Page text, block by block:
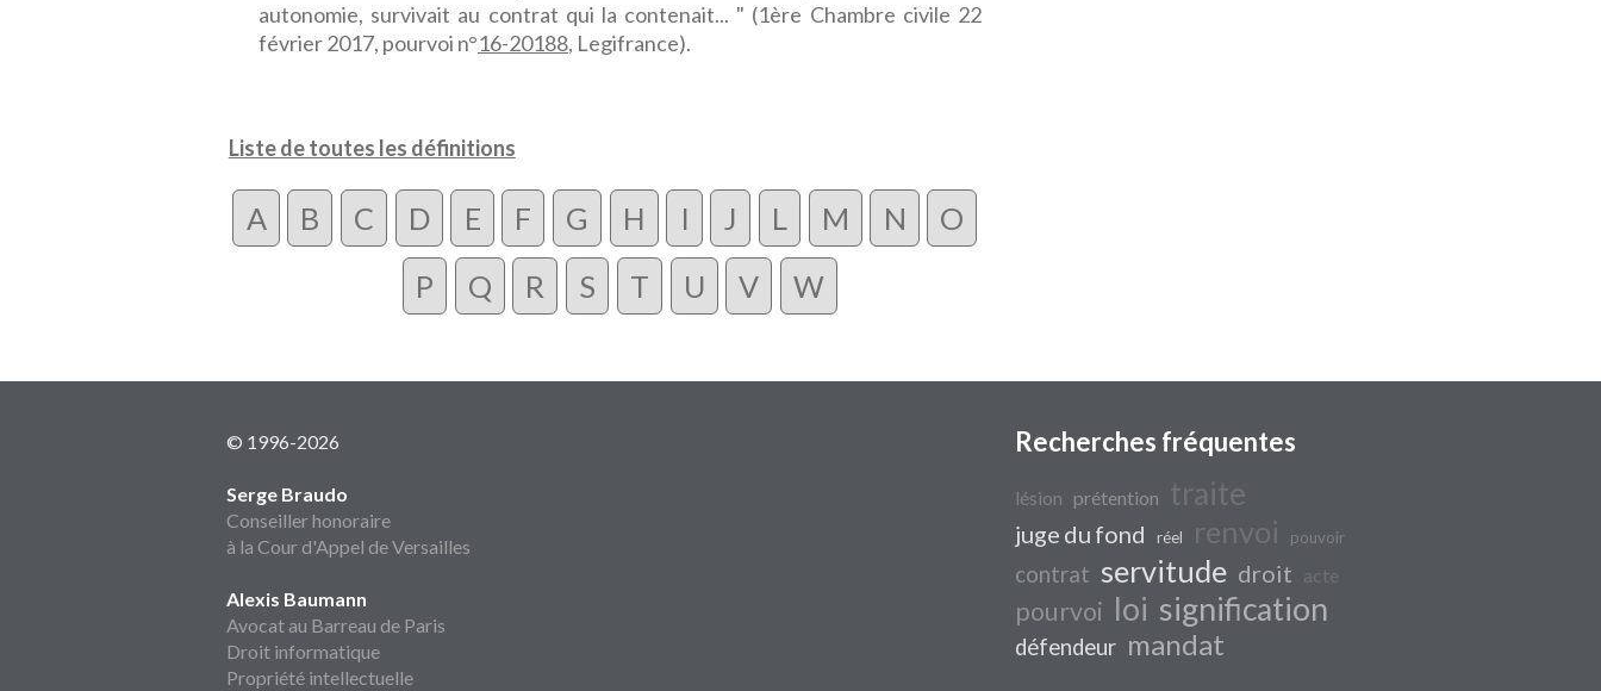
autonomie, survivait au contrat qui la contenait... " (1ère Chambre civile 22
février 2017, pourvoi n°16-20188, Legifrance).
Liste de toutes les définitions
A B C D E F G H I J L M N
O
P
Q R S T U V W
© 1996-2026
Serge Braudo
Conseiller honoraire
à la Cour d'Appel de Versailles
Alexis Baumann
Avocat au Barreau de Paris
Droit informatique
Propriété intellectuelle
Recherches fréquentes
lésion prétention traite
juge du fond réel renvoi pouvoir
contrat servitude droit acte
pourvoi loi signification
défendeur mandat